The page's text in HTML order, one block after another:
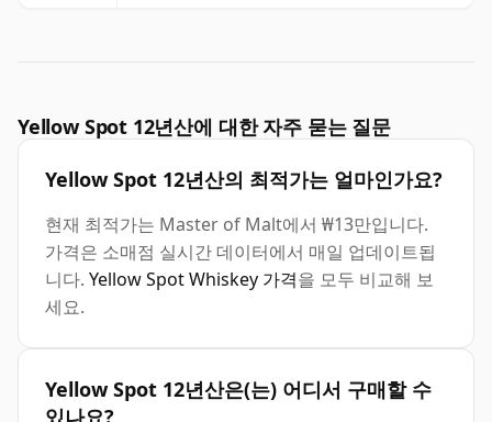
Yellow Spot 12년산에 대한 자주 묻는 질문
Yellow Spot 12년산의 최적가는 얼마인가요?
현재 최적가는 Master of Malt에서 ₩13만입니다.
가격은 소매점 실시간 데이터에서 매일 업데이트됩
니다. Yellow Spot Whiskey 가격을 모두 비교해 보
세요.
Yellow Spot 12년산은(는) 어디서 구매할 수
있나요?